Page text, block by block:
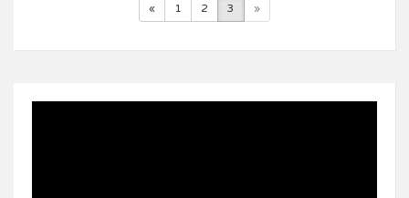
« 1 2 3 »